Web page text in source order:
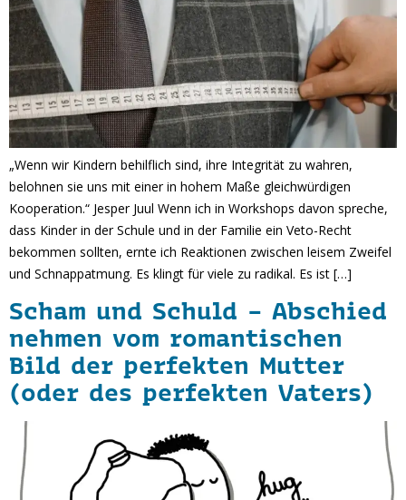
„Wenn wir Kindern behilflich sind, ihre Integrität zu wahren,
belohnen sie uns mit einer in hohem Maße gleichwürdigen
Kooperation.“ Jesper Juul Wenn ich in Workshops davon spreche,
dass Kinder in der Schule und in der Familie ein Veto-Recht
bekommen sollten, ernte ich Reaktionen zwischen leisem Zweifel
und Schnappatmung. Es klingt für viele zu radikal. Es ist […]
Scham und Schuld – Abschied
nehmen vom romantischen
Bild der perfekten Mutter
(oder des perfekten Vaters)